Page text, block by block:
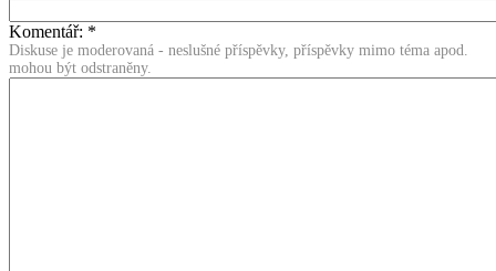
Komentář: *
Diskuse je moderovaná - neslušné příspěvky, příspěvky mimo téma apod.
mohou být odstraněny.